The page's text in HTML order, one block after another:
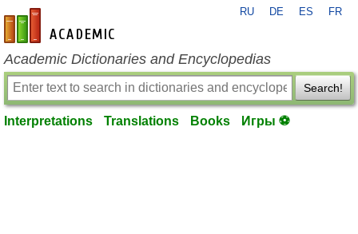
en-academic.com
RU DE ES FR
Academic Dictionaries and Encyclopedias
Search!
Interpretations Translations Books Игры ⚽